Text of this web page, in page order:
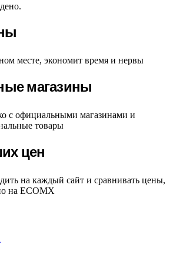
месте, экономит время и нервы
магазины
с официальными магазинами и
товары
цен
на каждый сайт и сравнивать цены,
на ECOMX